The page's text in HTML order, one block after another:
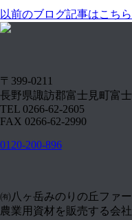
以前のブログ記事はこちら
〒399-0211
長野県諏訪郡富士見町富
TEL 0266-62-2605
FAX 0266-62-2990
0120-200-896
㈲八ヶ岳みのりの丘ファ
農業用資材を販売する会社